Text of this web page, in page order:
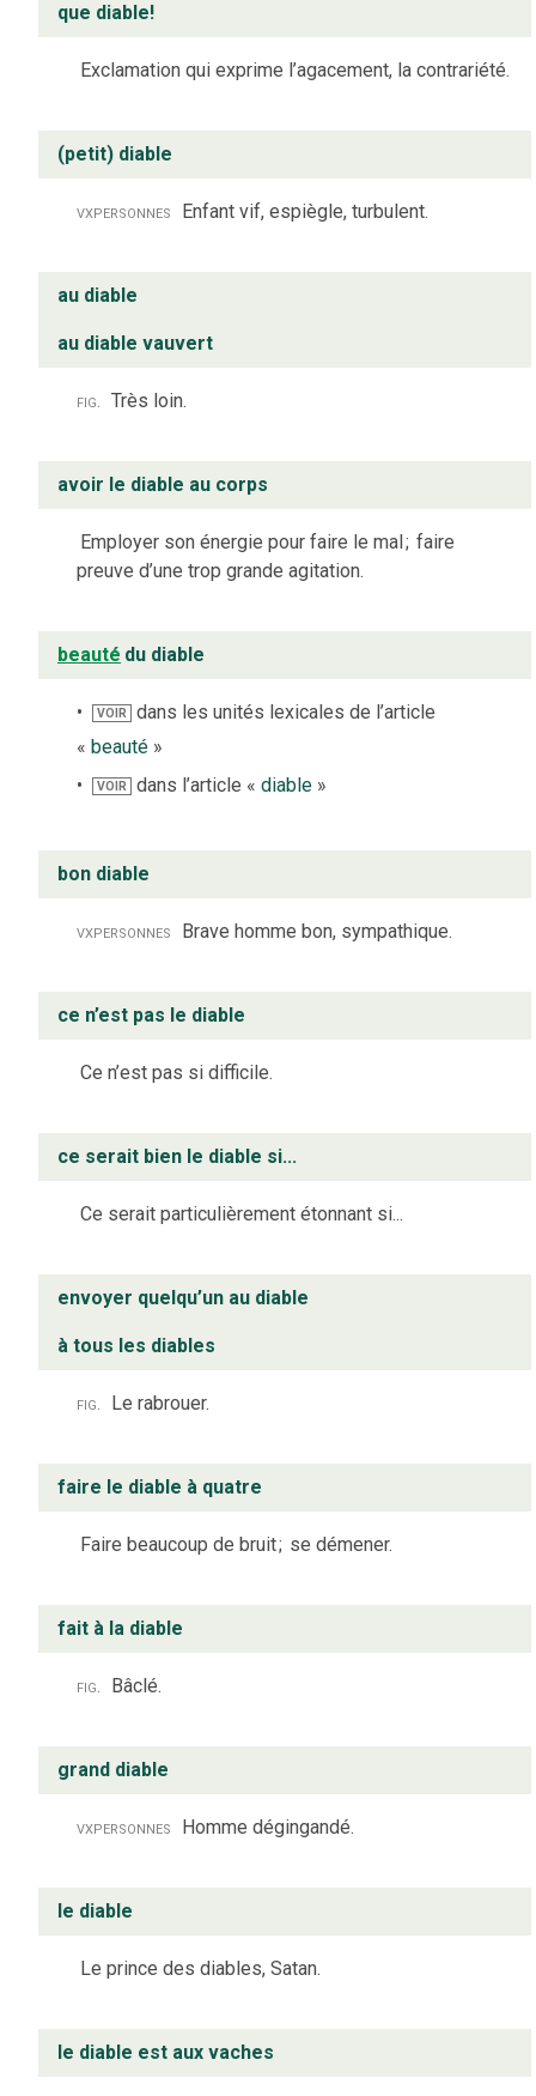
que diable!
Exclamation qui exprime l’agacement, la contrariété.
(petit) diable
vxpersonnes Enfant vif, espiègle, turbulent.
au diable
au diable vauvert
fig. Très loin.
avoir le diable au corps
Employer son énergie pour faire le mal; faire
preuve d’une trop grande agitation.
beauté du diable
VOIR
dans les unités lexicales de l’article
« beauté »
VOIR dans l’article «diable »
bon diable
vxpersonnes Brave homme bon, sympathique.
ce n’est pas le diable
Ce n’est pas si difficile.
ce serait bien le diable si...
Ce serait particulièrement étonnant si...
envoyer quelqu’un au diable
à tous les diables
fig. Le rabrouer.
faire le diable à quatre
Faire beaucoup de bruit; se démener.
fait à la diable
fig. Bâclé.
grand diable
vxpersonnes Homme dégingandé.
le diable
Le prince des diables, Satan.
le diable est aux vaches